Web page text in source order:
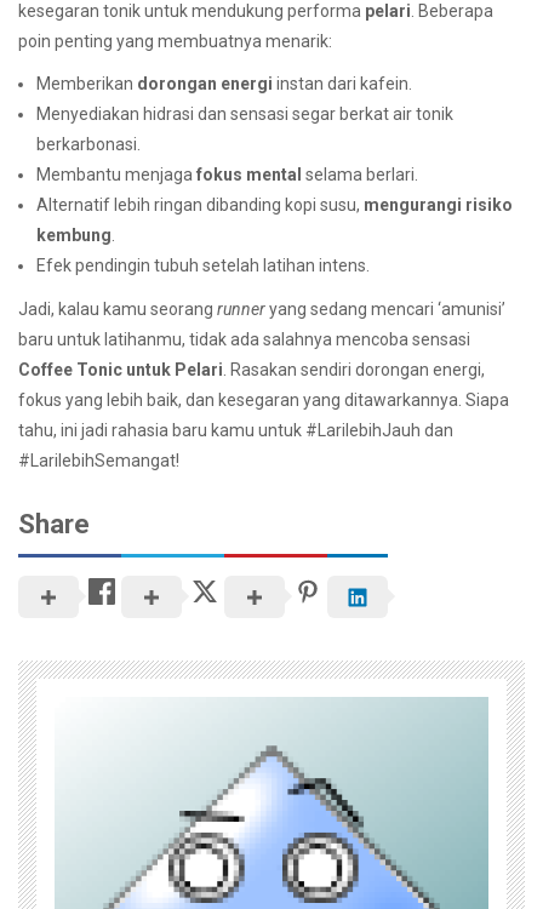
kesegaran tonik untuk mendukung performa pelari. Beberapa
poin penting yang membuatnya menarik:
Memberikan dorongan energi instan dari kafein.
Menyediakan hidrasi dan sensasi segar berkat air tonik
berkarbonasi.
Membantu menjagafokus mental selama berlari.
Alternatif lebih ringan dibanding kopi susu, mengurangi risiko
kembung.
Efek pendingin tubuh setelah latihan intens.
Jadi, kalau kamu seorang runneryang sedang mencari ‘amunisi’
baru untuk latihanmu, tidak ada salahnya mencoba sensasi
Coffee Tonic untuk Pelari. Rasakan sendiri dorongan energi,
fokus yang lebih baik, dan kesegaran yang ditawarkannya. Siapa
tahu, ini jadi rahasia baru kamu untuk #LarilebihJauh dan
#LarilebihSemangat!
Share